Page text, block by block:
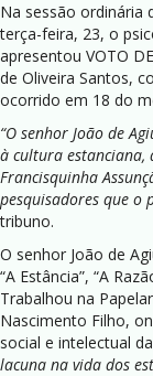
Na sessão ordinária
terça-feira, 23, o
apresentou VOTO
de Oliveira Santos,
ocorrido em 18 do
“O senhor João de
à cultura estanciana,
Francisquinha
pesquisadores que o
tribuno.
O senhor João de
“A Estância”, “A
Trabalhou na
Nascimento Filho,
social e intelectual
lacuna na vida dos